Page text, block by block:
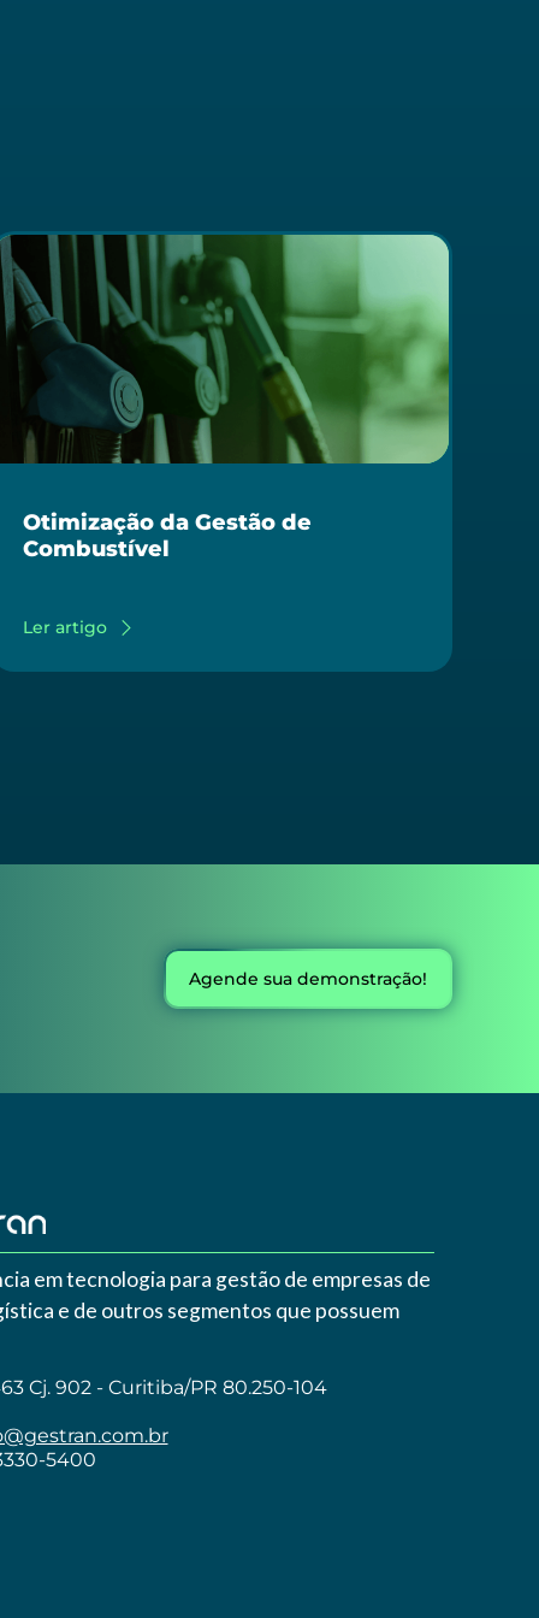
Otimização da Gestão de
Combustível
Ler artigo
Agende sua demonstração!
em tecnologia para gestão de empresas de
e de outros segmentos que possuem
Cj. 902 - Curitiba/PR 80.250-104
5400